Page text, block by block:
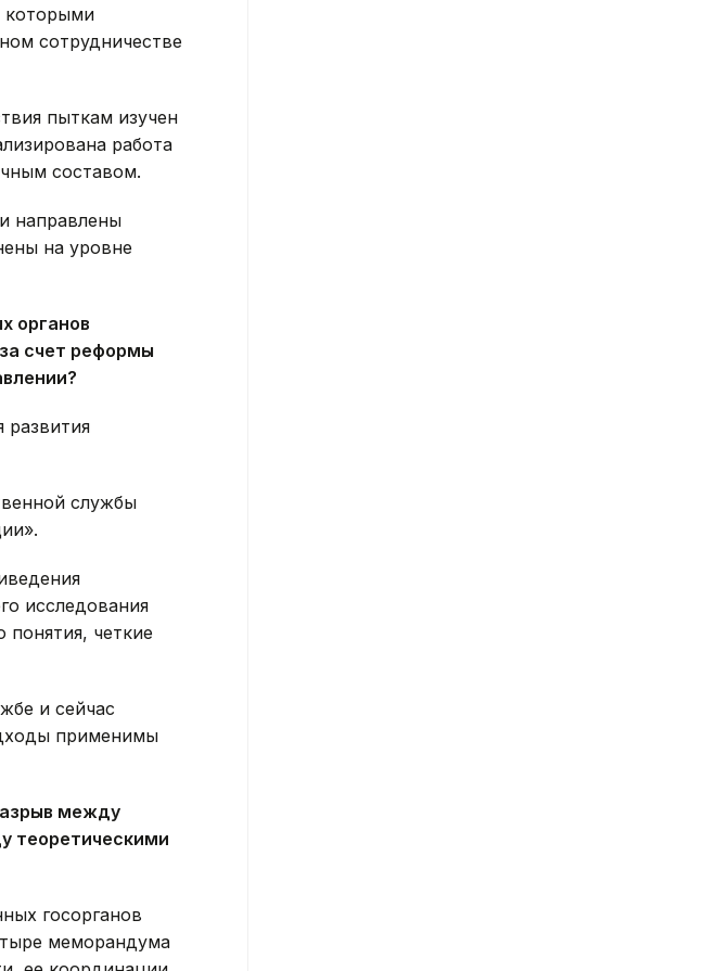
которыми
сотрудничестве
пыткам изучен
работа
составом.
направлены
на уровне
органов
счет реформы
службы
исследования
четкие
и сейчас
применимы
между
теоретическими
госорганов
меморандума